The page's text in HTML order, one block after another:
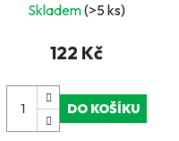
Skladem(>5 ks)
122 Kč
DO KOŠÍKU